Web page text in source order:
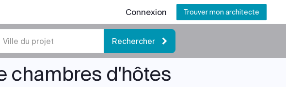
Connexion Trouver mon architecte
Rechercher
chambres d'hôtes